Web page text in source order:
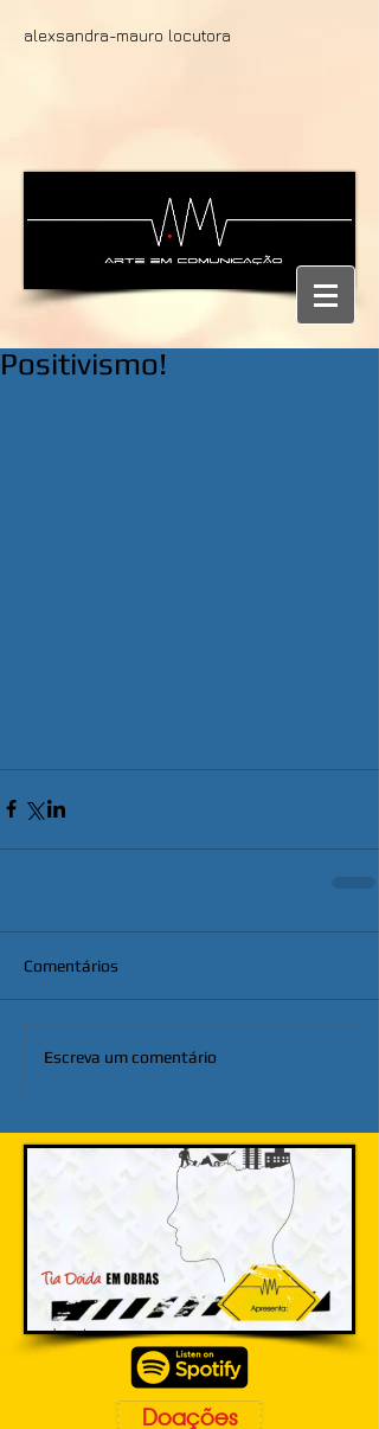
alexsandra-mauro locutora
Positivismo!
Comentários
Escreva um comentário
Doações